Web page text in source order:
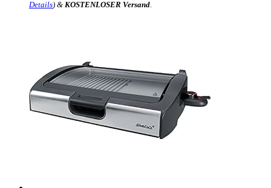
Details) & KOSTENLOSER Versand.